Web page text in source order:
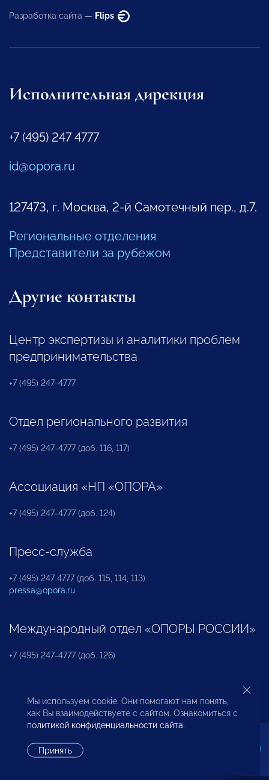
Разработка сайта — Flips
Исполнительная дирекция
+7 (495) 247 4777
id@opora.ru
127473, г. Москва, 2-й Самотечный пер., д.7.
Региональные отделения
Представители за рубежом
Другие контакты
Центр экспертизы и аналитики проблем
предпринимательства
+7 (495) 247-4777
Отдел регионального развития
+7 (495) 247-4777 (доб. 116, 117)
Ассоциация «НП «ОПОРА»
+7 (495) 247-4777 (доб. 124)
Пресс-служба
+7 (495) 247 4777 (доб. 115, 114, 113)
pressa@opora.ru
Международный отдел «ОПОРЫ РОССИИ»
+7 (495) 247-4777 (доб. 126)
Бюро по защите прав предпринимателей и
инвесторов
Мы используем cookie. Они помогают нам понять,
как Вы взаимодействуете с сайтом. Ознакомиться с
политикой конфиденциальности сайта.
Принять